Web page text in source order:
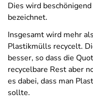
Dies wird
bezeichnet.
Insgesamt wird mehr
Plastikmülls recycelt.
besser, so dass die
recycelbare Rest aber
es dabei, dass man
sollte.